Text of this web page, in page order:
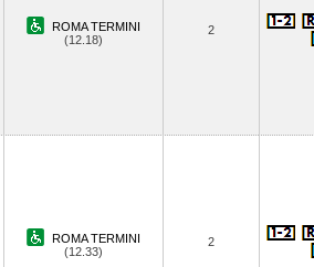
ROMA TERMINI
(12.18)
2
ROMA TERMINI
(12.33)
2